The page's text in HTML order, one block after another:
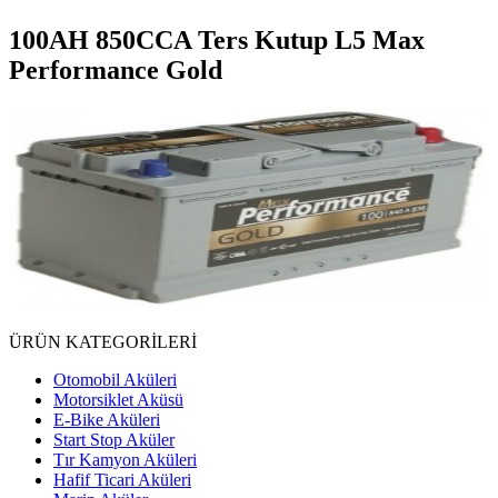
100AH 850CCA Ters Kutup L5 Max
Performance Gold
ÜRÜN KATEGORİLERİ
Otomobil Aküleri
Motorsiklet Aküsü
E-Bike Aküleri
Start Stop Aküler
Tır Kamyon Aküleri
Hafif Ticari Aküleri